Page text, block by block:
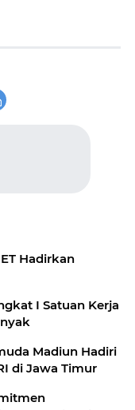
Hadirkan
I Satuan Kerja
Madiun Hadiri
di Jawa Timur